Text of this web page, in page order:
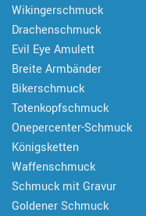
Wikingerschmuck
Drachenschmuck
Evil Eye Amulett
Breite Armbänder
Bikerschmuck
Totenkopfschmuck
Onepercenter-Schmuck
Königsketten
Waffenschmuck
Schmuck mit Gravur
Goldener Schmuck